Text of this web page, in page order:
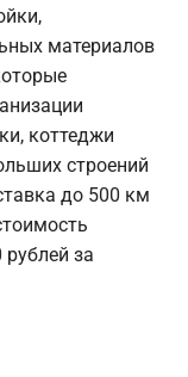
материалов
коттеджи
строений
до 500 км
за